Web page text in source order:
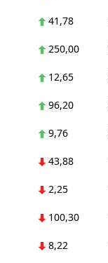
41,78
250,00
12,65
96,20
9,76
43,88
2,25
100,30
8,22